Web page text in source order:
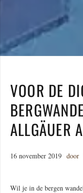
VOOR DE
ALLGÄUER
16 november 2019 door
Wil je in de bergen